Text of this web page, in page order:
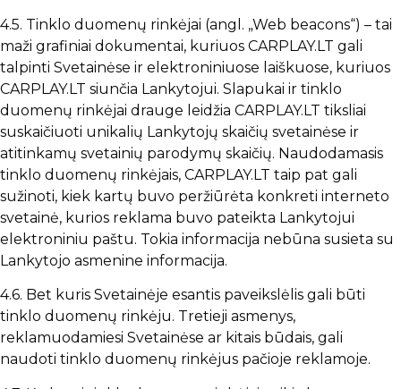
4.5. Tinklo duomenų rinkėjai (angl. „Web beacons“) – tai
maži grafiniai dokumentai, kuriuos CARPLAY.LT gali
talpinti Svetainėse ir elektroniniuose laiškuose, kuriuos
CARPLAY.LT siunčia Lankytojui. Slapukai ir tinklo
duomenų rinkėjai drauge leidžia CARPLAY.LT tiksliai
suskaičiuoti unikalių Lankytojų skaičių svetainėse ir
atitinkamų svetainių parodymų skaičių. Naudodamasis
tinklo duomenų rinkėjais, CARPLAY.LT taip pat gali
sužinoti, kiek kartų buvo peržiūrėta konkreti interneto
svetainė, kurios reklama buvo pateikta Lankytojui
elektroniniu paštu. Tokia informacija nebūna susieta su
Lankytojo asmenine informacija.
4.6. Bet kuris Svetainėje esantis paveikslėlis gali būti
tinklo duomenų rinkėju. Tretieji asmenys,
reklamuodamiesi Svetainėse ar kitais būdais, gali
naudoti tinklo duomenų rinkėjus pačioje reklamoje.